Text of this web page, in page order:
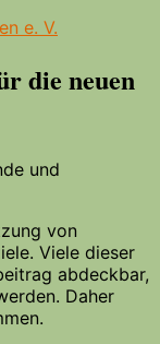
e. V.
die neuen
und
von
Viele dieser
abdeckbar,
Daher